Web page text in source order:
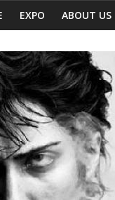
EXPO ABOUT US